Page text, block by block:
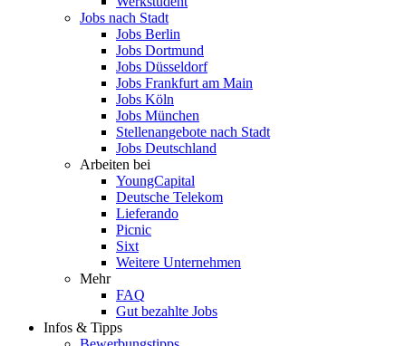
Jobs nach Stadt
Jobs Berlin
Jobs Dortmund
Jobs Düsseldorf
Jobs Frankfurt am Main
Jobs Köln
Jobs München
Stellenangebote nach Stadt
Jobs Deutschland
Arbeiten bei
YoungCapital
Deutsche Telekom
Lieferando
Picnic
Sixt
Weitere Unternehmen
Mehr
FAQ
Gut bezahlte Jobs
Infos & Tipps